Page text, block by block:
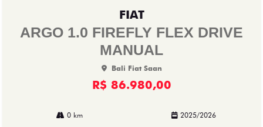
lhe
FIAT
ARGO 1.0 FIREFLY FLEX DRIVE
MANUAL
Bali Fiat Saan
R$ 86.980,00
0 km 2025/2026